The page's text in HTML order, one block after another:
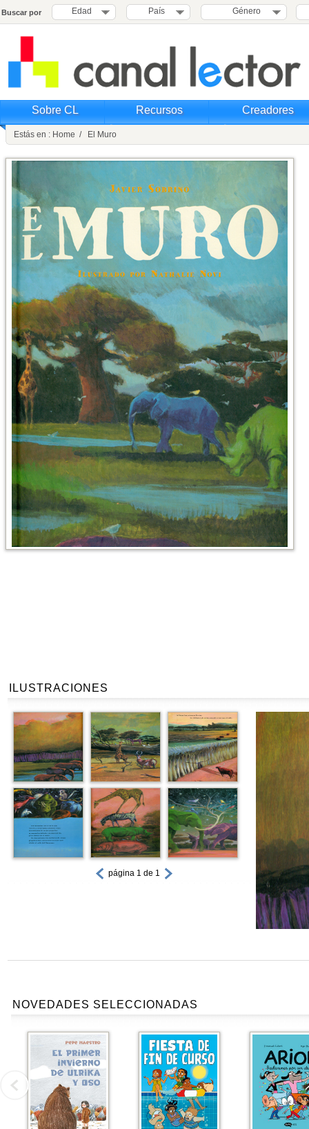
Buscar por Edad País Género
Sobre CL Recursos Creadores
Estás en : Home / El Muro
ILUSTRACIONES
página 1 de 1
NOVEDADES SELECCIONADAS